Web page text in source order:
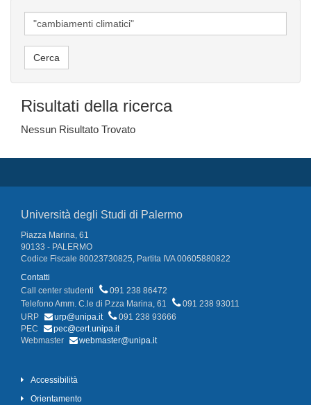
Risultati della ricerca
Nessun Risultato Trovato
Università degli Studi di Palermo
Piazza Marina, 61
90133 - PALERMO
Codice Fiscale 80023730825, Partita IVA 00605880822
Contatti
Call center studenti
091 238 86472
Telefono Amm. C.le di P.zza Marina, 61
091 238 93011
URP
urp@unipa.it
091 238 93666
PEC
pec@cert.unipa.it
Webmaster
webmaster@unipa.it
Accessibilità
Orientamento